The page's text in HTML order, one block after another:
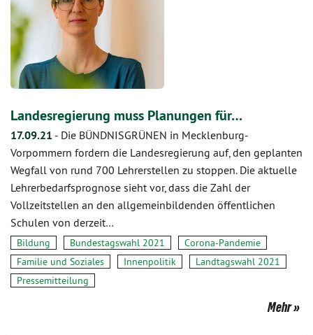
Landesregierung muss Planungen für…
17.09.21 - Die BÜNDNISGRÜNEN in Mecklenburg-
Vorpommern fordern die Landesregierung auf, den geplanten
Wegfall von rund 700 Lehrerstellen zu stoppen. Die aktuelle
Lehrerbedarfsprognose sieht vor, dass die Zahl der
Vollzeitstellen an den allgemeinbildenden öffentlichen
Schulen von derzeit…
Bildung Bundestagswahl 2021
Corona-Pandemie
Familie und Soziales
Innenpolitik
Landtagswahl 2021
Pressemitteilung
Mehr